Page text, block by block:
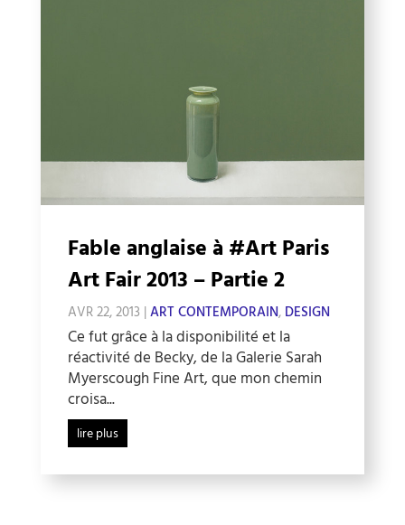
Fable anglaise à #Art Paris
Art Fair 2013 – Partie 2
AVR 22, 2013 |ART CONTEMPORAIN, DESIGN
Ce fut grâce à la disponibilité et la
réactivité de Becky, de la Galerie Sarah
Myerscough Fine Art, que mon chemin
croisa...
lire plus